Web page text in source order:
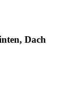
Dach